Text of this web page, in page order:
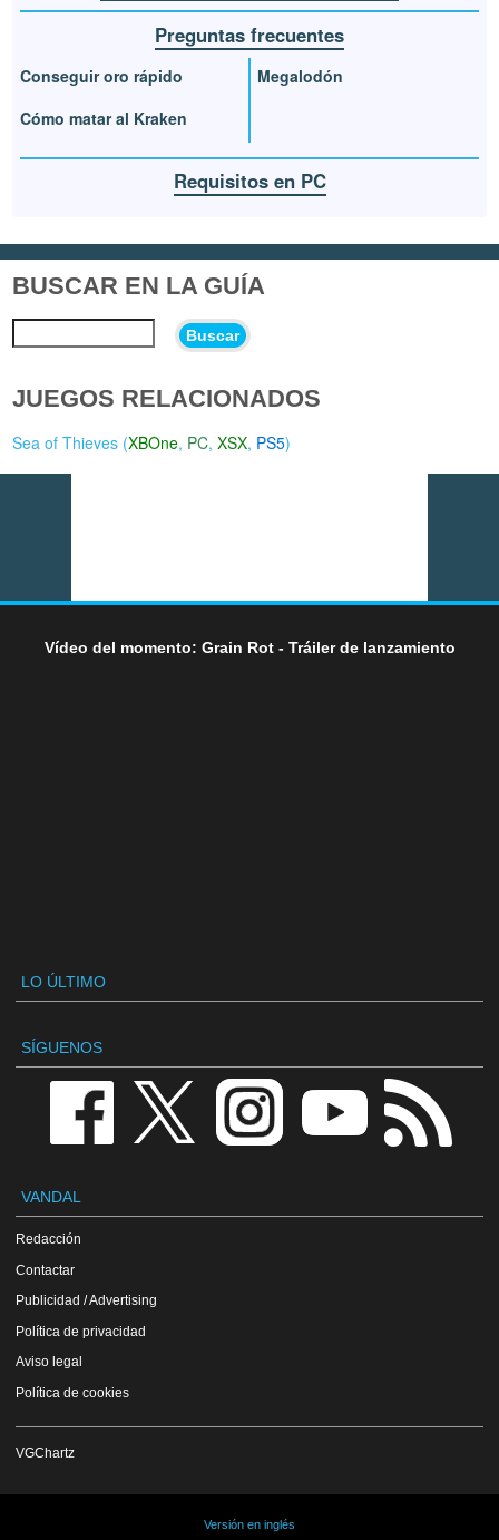
Preguntas frecuentes
Conseguir oro rápido
Cómo matar al Kraken
Megalodón
Requisitos en PC
BUSCAR EN LA GUÍA
Buscar
JUEGOS RELACIONADOS
Sea of Thieves (XBOne, PC,XSX, PS5)
Vídeo del momento: Grain Rot - Tráiler de lanzamiento
LO ÚLTIMO
SÍGUENOS
VANDAL
Redacción
Contactar
Publicidad / Advertising
Política de privacidad
Aviso legal
Política de cookies
VGChartz
Versión en inglés